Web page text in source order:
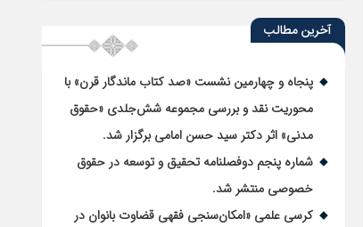
آخرین مطالب
پنجاه و چهارمین نشست «صد کتاب ماندگار قرن» با
محوریت نقد و بررسی مجموعه شش‌جلدی «حقوق
مدنی» اثر دکتر سید حسن امامی برگزار شد.
شماره پنجم دوفصلنامه تحقیق و توسعه در حقوق
خصوصی منتشر شد.
کرسی علمی «امکان‌سنجی فقهی قضاوت بانوان در